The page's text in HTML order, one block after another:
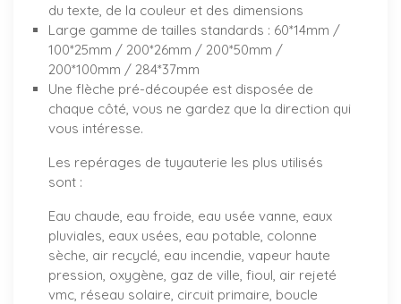
du texte, de la couleur et des dimensions
Large gamme de tailles standards : 60*14mm /
100*25mm / 200*26mm / 200*50mm /
200*100mm / 284*37mm
Une flèche pré-découpée est disposée de
chaque côté, vous ne gardez que la direction qui
vous intéresse.
Les repérages de tuyauterie les plus utilisés
sont :
Eau chaude, eau froide, eau usée vanne, eaux
pluviales, eaux usées, eau potable, colonne
sèche, air recyclé, eau incendie, vapeur haute
pression, oxygène, gaz de ville, fioul, air rejeté
vmc, réseau solaire, circuit primaire, boucle